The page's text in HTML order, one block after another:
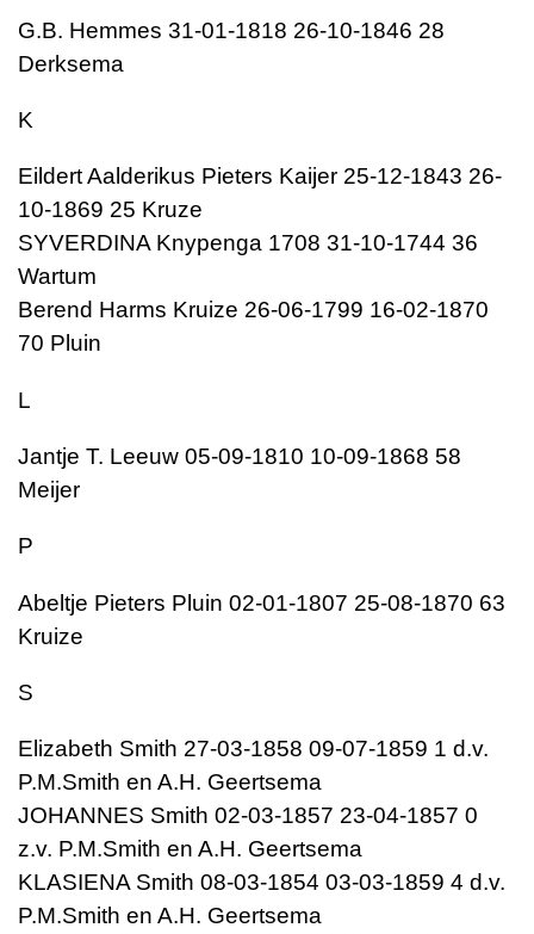
G.B. Hemmes 31-01-1818 26-10-1846 28
Derksema
K
Eildert Aalderikus Pieters Kaijer 25-12-1843 26-
10-1869 25 Kruze
SYVERDINA Knypenga 1708 31-10-1744 36
Wartum
Berend Harms Kruize 26-06-1799 16-02-1870
70 Pluin
L
Jantje T. Leeuw 05-09-1810 10-09-1868 58
Meijer
P
Abeltje Pieters Pluin 02-01-1807 25-08-1870 63
Kruize
S
Elizabeth Smith 27-03-1858 09-07-1859 1 d.v.
P.M.Smith en A.H. Geertsema
JOHANNES Smith 02-03-1857 23-04-1857 0
z.v. P.M.Smith en A.H. Geertsema
KLASIENA Smith 08-03-1854 03-03-1859 4 d.v.
P.M.Smith en A.H. Geertsema